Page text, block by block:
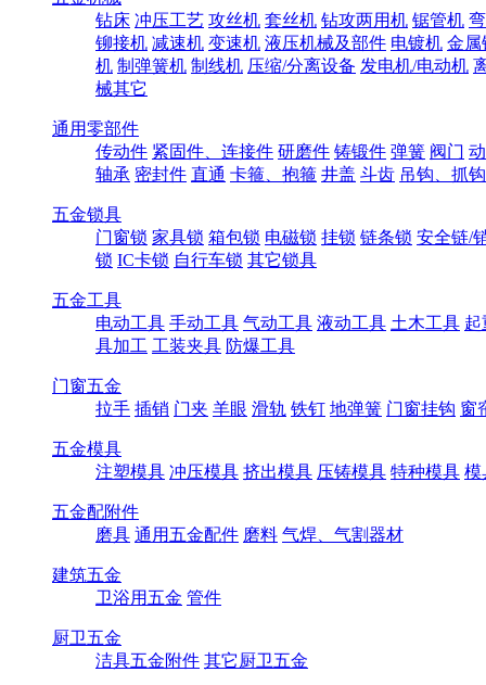
钻床 冲压工艺 攻丝机 套丝机 钻攻两用机 锯管机
铆接机 减速机 变速机 液压机械及部件 电镀机 金属
机 制弹簧机 制线机 压缩/分离设备 发电机/电动机
械其它
通用零部件
传动件 紧固件、连接件 研磨件 铸锻件 弹簧 阀门
轴承 密封件 直通 卡箍、抱箍 井盖 斗齿 吊钩、抓钩
五金锁具
门窗锁 家具锁 箱包锁 电磁锁 挂锁 链条锁 安全链/
锁 IC卡锁 自行车锁 其它锁具
五金工具
电动工具 手动工具 气动工具 液动工具 土木工具 起
具加工 工装夹具 防爆工具
门窗五金
拉手 插销 门夹 羊眼 滑轨 铁钉 地弹簧 门窗挂钩 窗
五金模具
注塑模具 冲压模具 挤出模具 压铸模具 特种模具 模
五金配附件
磨具 通用五金配件 磨料 气焊、气割器材
建筑五金
卫浴用五金 管件
厨卫五金
洁具五金附件 其它厨卫五金